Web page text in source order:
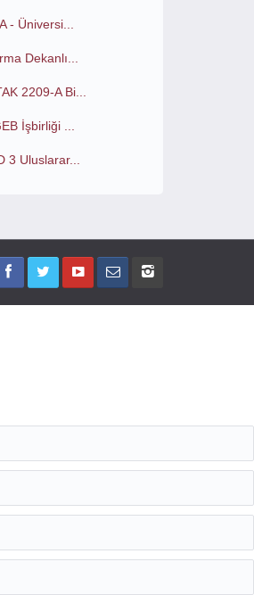
- Üniversi...
Dekanlı...
2209-A Bi...
İşbirliği ...
3 Uluslarar...